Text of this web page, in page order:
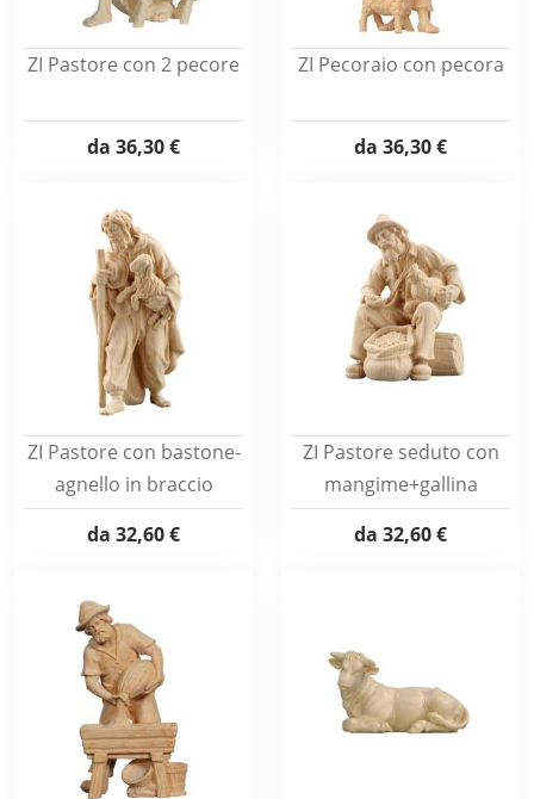
ZI Pastore con 2 pecore
da 36,30 €
ZI Pecoraio con pecora
da 36,30 €
ZI Pastore con bastone-
agnello in braccio
da 32,60 €
ZI Pastore seduto con
mangime+gallina
da 32,60 €